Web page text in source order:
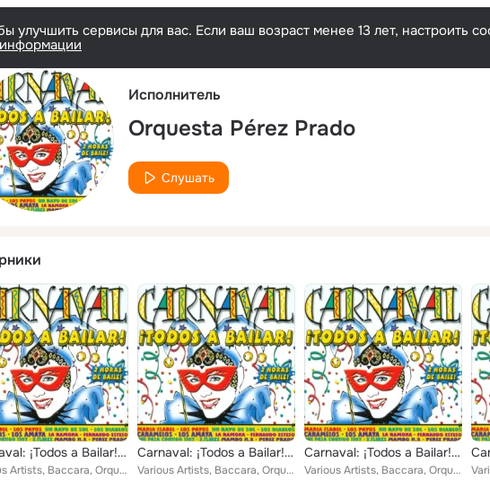
улучшить сервисы для вас. Если ваш возраст менее 13 лет, настроить
Исполнитель
Orquesta Pérez Prado
Слушать
Carnaval: ¡Todos a Bailar! (2 Horas de Baile)
Various Artists, Baccara, Orquesta Madrid, Los Picadores, The Manolo, Hermanos Flores, Las Deblas, Los Amigos, Los Pocholos, Los...
Carnaval: ¡Todos a Bailar! (2 Horas de Baile)
Various Artists, Baccara, Orquesta Madrid, Los Picadores, The Manolo, Hermanos Flores, Las Deblas, Los Amigos, Los Pocholos, Los...
Carnaval: ¡Todos a Bailar! (2 Horas de Baile)
Various Artists, Baccara, Orquesta Madrid, Los Picadores, The Manolo, Hermanos Flores, Las Deblas, Los Amigos, Los Pocholos, Los...